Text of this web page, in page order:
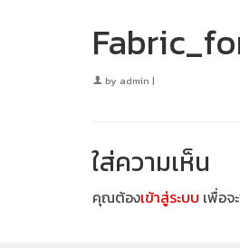
by admin |
ใส่ความเห็น
คุณต้องเข้าสู่ระบบ เพื่อจ